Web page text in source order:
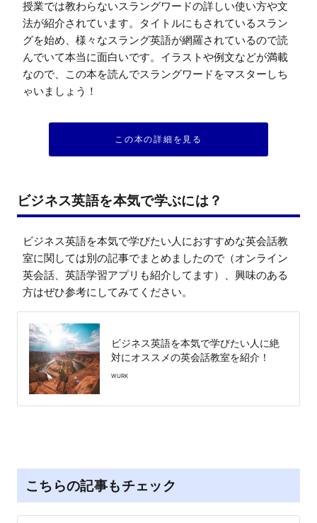
授業では教わらないスラングワードの詳しい使い方や文
法が紹介されています。タイトルにもされているスラン
グを始め、様々なスラング英語が網羅されているので読
んでいて本当に面白いです。イラストや例文などが満載
なので、この本を読んでスラングワードをマスターしち
ゃいましょう！
この本の詳細を見る
ビジネス英語を本気で学ぶには？
ビジネス英語を本気で学びたい人におすすめな英会話教
室に関しては別の記事でまとめましたので（オンライン
英会話、英語学習アプリも紹介してます）、興味のある
方はぜひ参考にしてみてください。
ビジネス英語を本気で学びたい人に絶
対にオススメの英会話教室を紹介！
WURK
こちらの記事もチェック